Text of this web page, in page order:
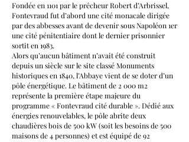
Fondée en 1101 par le prêcheur Robert d’Arbrissel,
Fontevraud fut d’abord une cité monacale dirigée
par des abbesses avant de devenir sous Napoléon 1er
une cité pénitentiaire dont le dernier prisonnier
sortit en 1983.
Alors qu’aucun bâtiment n’avait été construit
depuis un siècle sur le site classé Monuments
historiques en 1840, l’Abbaye vient de se doter d’un
pôle énergétique. Le bâtiment de 2 000 m2
représente la première étape majeure du
programme « Fontevraud cité durable ». Dédié aux
énergies renouvelables, le pôle abrite deux
chaudières bois de 500 kW (soit les besoins de 500
maisons de 4 personnes) et est équipé de 92